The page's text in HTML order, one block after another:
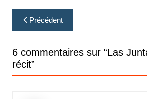
Navigation
de
l’article
Précédent
6 commentaires sur “Las
récit”